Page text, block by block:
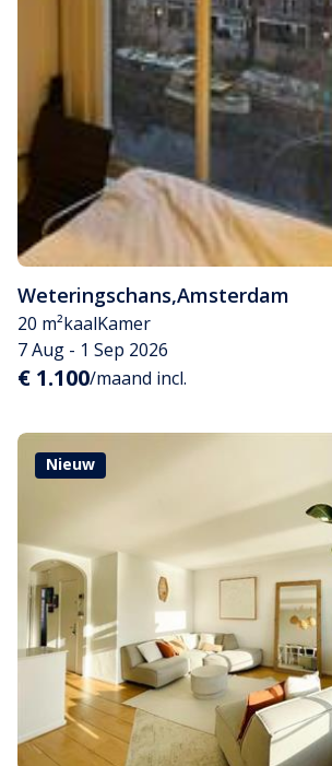
Weteringschans,Amsterdam
20 m²kaalKamer
7 Aug - 1 Sep 2026
€ 1.100/maand incl.
Nieuw